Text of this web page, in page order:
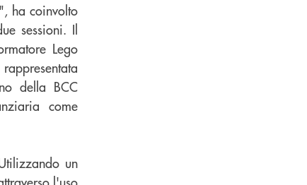
ha coinvolto
sessioni. Il
Lego
della BCC
come
un